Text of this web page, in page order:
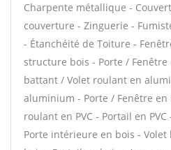
Charpente métallique -
couverture - Zinguerie -
- Étanchéité de Toiture -
structure bois - Porte /
battant / Volet roulant en
aluminium - Porte / Fenêtre en
roulant en PVC - Portail en
Porte intérieure en bois -